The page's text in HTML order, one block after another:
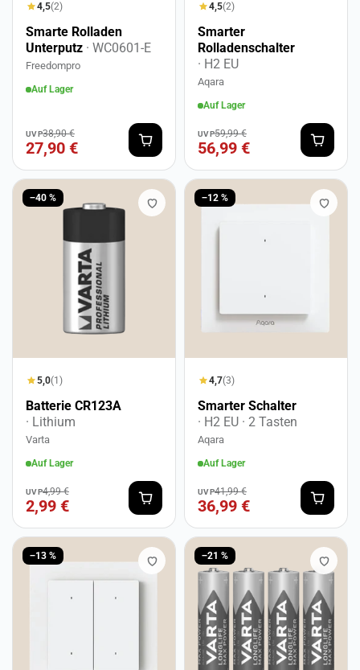
4,5(2)
Smarte Rolladen
Unterputz · WC0601-E
Freedompro
Auf Lager
UVP38,90 €
27,90 €
4,5(2)
Smarter
Rolladenschalter
· H2 EU
Aqara
Auf Lager
UVP59,99 €
56,99 €
−40 %
5,0(1)
Batterie CR123A
· Lithium
Varta
Auf Lager
UVP4,99 €
2,99 €
−12 %
4,7(3)
Smarter Schalter
· H2 EU · 2 Tasten
Aqara
Auf Lager
UVP41,99 €
36,99 €
−13 % −21 %